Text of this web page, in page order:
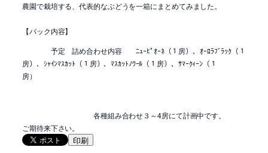
農園で栽培する、代表的なぶどうを一箱にまとめてみました。
【パック内容】
予定 詰め合わせ内容 ﾆｭｰﾋﾟｵｰﾈ（１房）、ｵｰﾛﾗﾌﾞﾗｯｸ（１
房）、ｼｬｲﾝﾏｽｶｯﾄ（１房）、ﾏｽｶｯﾄﾉﾜｰﾙ（１房）、ｻﾏｰｸｨｰﾝ（１
房）
各種組み合わせ３～4房にて計画中です。
ご期待来下さい。
印刷